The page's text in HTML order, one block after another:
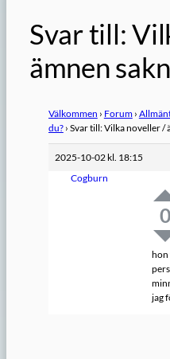
Svar till:
ämnen
Välkommen › Forum ›
du? › Svar till: Vilka noveller /
2025-10-02 kl. 18:15
Cogburn
0
hon
jag